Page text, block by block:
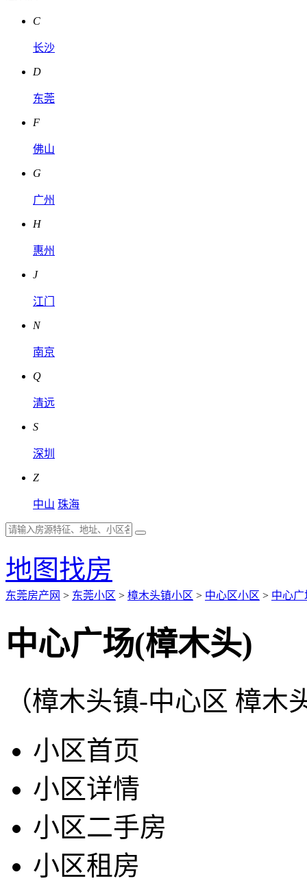
C
长沙
D
东莞
F
佛山
G
广州
H
惠州
J
江门
N
南京
Q
清远
S
深圳
Z
中山 珠海
地图找房
东莞房产网 > 东莞小区 > 樟木头镇小区 > 中心区小区 > 中心广
中心广场(樟木头)
（樟木头镇-中心区 樟
小区首页
小区详情
小区二手房
小区租房